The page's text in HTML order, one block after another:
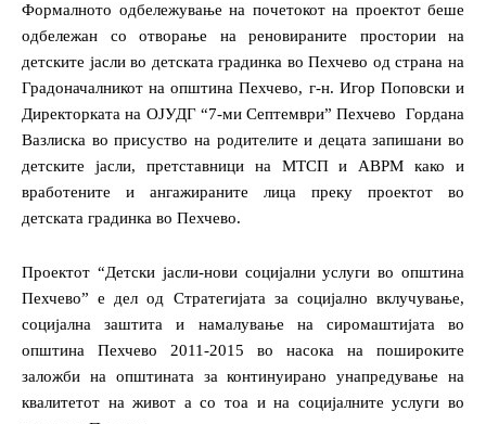
Формалното одбележување на почетокот на проектот беше
одбележан со отворање на реновираните простории на
детските јасли во детската градинка во Пехчево од страна на
Градоначалникот на општина Пехчево, г-н. Игор Поповски и
Директорката на ОЈУДГ “7-ми Септември” Пехчево
Гордана
Вазлиска во присуство на родителите и децата запишани во
детските јасли, претставници на МТСП и АВРМ како и
вработените и ангажираните лица преку проектот во
детската градинка во Пехчево.
Проектот “Детски јасли-нови социјални услуги во општина
Пехчево” е дел од Стратегијата за социјално вклучување,
социјална заштита и намалување на сиромаштијата во
општина Пехчево 2011-2015 во насока на пошироките
заложби на општината за континуирано унапредување на
квалитетот на живот а со тоа и на социјалните услуги во